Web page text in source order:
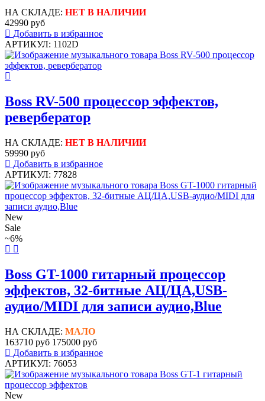
НА СКЛАДЕ: НЕТ В НАЛИЧИИ
42990 руб
Добавить в избранное
АРТИКУЛ: 1102D
Boss RV-500 процессор эффектов,
ревербератор
НА СКЛАДЕ: НЕТ В НАЛИЧИИ
59990 руб
Добавить в избранное
АРТИКУЛ: 77828
New
Sale
~6%
Boss GT-1000 гитарный процессор
эффектов, 32-битные АЦ/ЦА,USB-
аудио/MIDI для записи аудио,Blue
НА СКЛАДЕ: МАЛО
163710 руб 175000 руб
Добавить в избранное
АРТИКУЛ: 76053
New